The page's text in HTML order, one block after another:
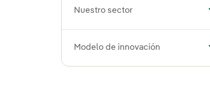
Nuestro sector
Modelo de innovación